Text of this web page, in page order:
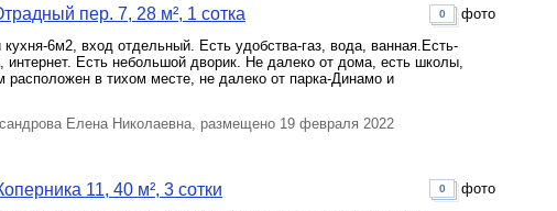
пер. 7, 28 м², 1 сотка
6м2, вход отдельный. Есть удобства-газ, вода, ванная.Есть-
Есть небольшой дворик. Не далеко от дома, есть школы,
расположен в тихом месте, не далеко от парка-Динамо и
0 фото
Елена Николаевна, размещено 19 февраля 2022
11, 40 м², 3 сотки 0 фото